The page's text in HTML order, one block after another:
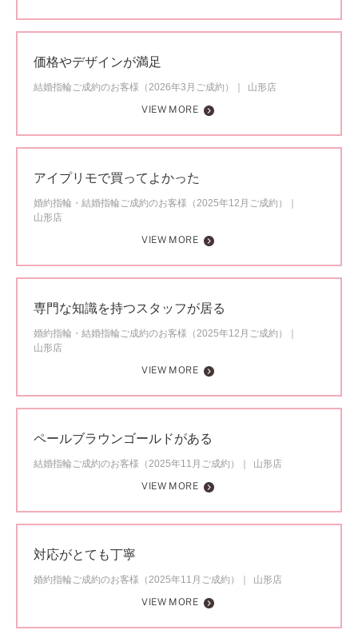
価格やデザインが満足
結婚指輪ご成約のお客様（2026年3月ご成約）
山形店
VIEW MORE
アイプリモで買ってよかった
婚約指輪・結婚指輪ご成約のお客様（2025年12月ご成約）
山形店
VIEW MORE
専門な知識を持つスタッフが居る
婚約指輪・結婚指輪ご成約のお客様（2025年12月ご成約）
山形店
VIEW MORE
ペールブラウンゴールドがある
結婚指輪ご成約のお客様（2025年11月ご成約）
山形店
VIEW MORE
対応がとても丁寧
婚約指輪ご成約のお客様（2025年11月ご成約）
山形店
VIEW MORE